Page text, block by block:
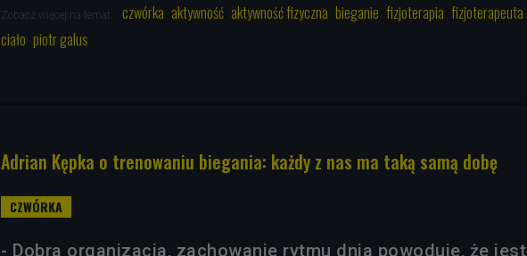
Zobacz więcej na temat: czwórka aktywność aktywność fizyczna bieganie fizjoterapia fizjoterapeuta
ciało piotr galus
Adrian Kępka o trenowaniu biegania: każdy z nas ma taką samą dobę
- Dobra organizacja, zachowanie rytmu dnia powoduje, że jest